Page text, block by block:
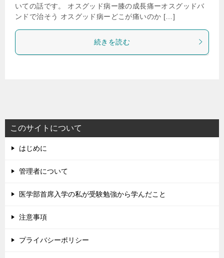
いての話です。 オスグッド病ー膝の成長痛ーオスグッドバ
ンドで治そう オスグッド病ーどこが痛いのか […]
続きを読む
このサイトについて
はじめに
管理者について
医学部首席入学の私が受験勉強から学んだこと
注意事項
プライバシーポリシー